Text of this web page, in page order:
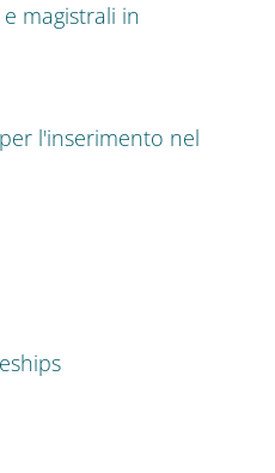
magistrali in
l'inserimento nel